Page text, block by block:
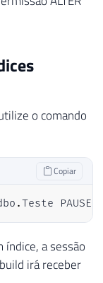
o comando
Copiar
.Teste PAUSE
índice, a sessão
irá receber